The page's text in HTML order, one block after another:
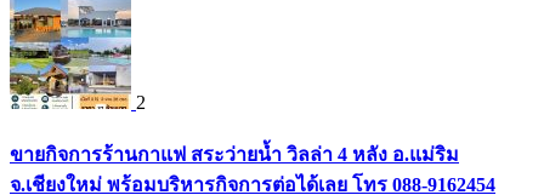
2
ขายกิจการร้านกาแฟ สระว่ายน้ำ วิลล่า 4 หลัง อ.แม่ริม
จ.เชียงใหม่ พร้อมบริหารกิจการต่อได้เลย โทร 088-9162454